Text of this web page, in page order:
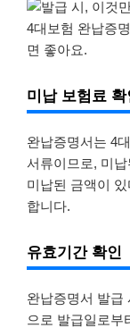
4대보험 완납증
면 좋아요.
미납 보험료 확
완납증명서는 4
서류이므로, 미
미납된 금액이
합니다.
유효기간 확인
완납증명서 발급
으로 발급일로부